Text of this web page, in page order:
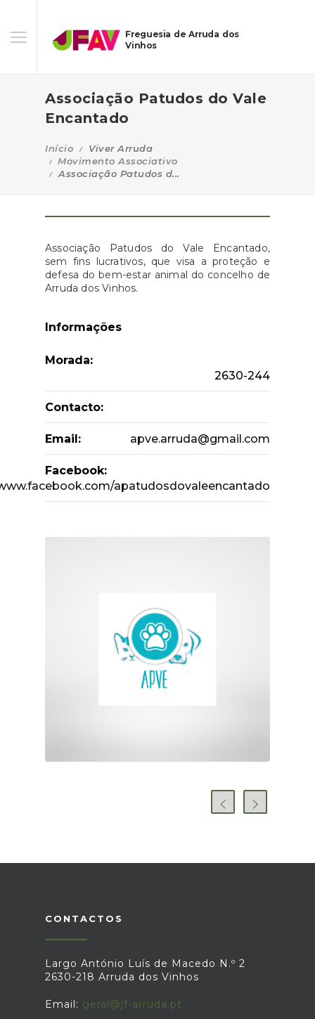
Freguesia de Arruda dos
Vinhos
Associação Patudos do Vale
Encantado
Início
Viver Arruda
Movimento Associativo
Associação Patudos d...
Associação Patudos do Vale Encantado,
sem fins lucrativos, que visa a proteção e
defesa do bem-estar animal do concelho de
Arruda dos Vinhos.
Informações
Morada:
2630-244
Contacto:
Email: apve.arruda@gmail.com
Facebook:
apatudosdovaleencantado
CONTACTOS
Largo António Luís de Macedo N.º 2
2630-218 Arruda dos Vinhos
Email: geral@jf-arruda.pt